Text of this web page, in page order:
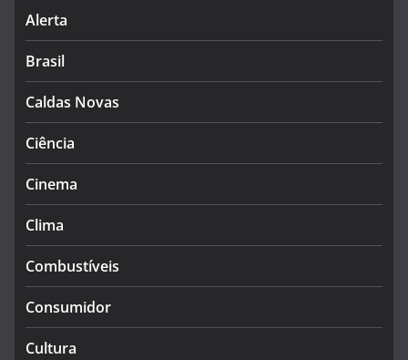
Alerta
Brasil
Caldas Novas
Ciência
Cinema
Clima
Combustíveis
Consumidor
Cultura